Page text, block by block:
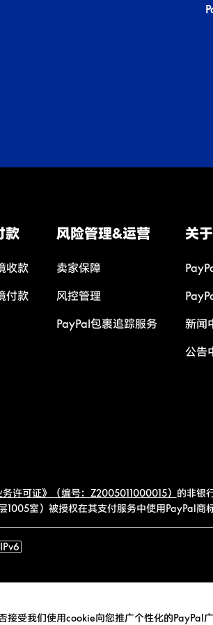
款
收款
付款
风险管理&运营
卖家保障
风控管理
PayPal包裹追踪服务
关于
新闻
公告
务许可证》（编号：Z2005011000015） 的非银
室）被授权在其支付服务中使用PayPal商标
IPv6
接受我们使用cookie向您推广个性化的PayPal广